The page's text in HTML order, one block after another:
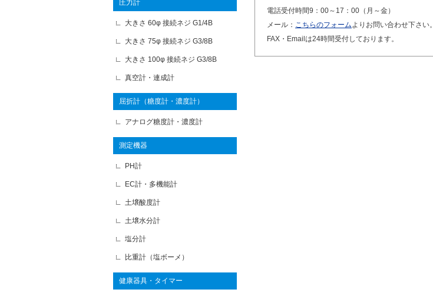
電話受付時間9：00～17：00（月～金）
メール： こちらのフォームよりお問い合わせ下さい。
FAX・Emailは24時間受付しております。
圧力計
大きさ 60φ 接続ネジ G1/4B
大きさ 75φ 接続ネジ G3/8B
大きさ 100φ 接続ネジ G3/8B
真空計・連成計
屈折計（糖度計・濃度計）
アナログ糖度計・濃度計
測定機器
PH計
EC計・多機能計
土壌酸度計
土壌水分計
塩分計
比重計（塩ボーメ）
健康器具・タイマー